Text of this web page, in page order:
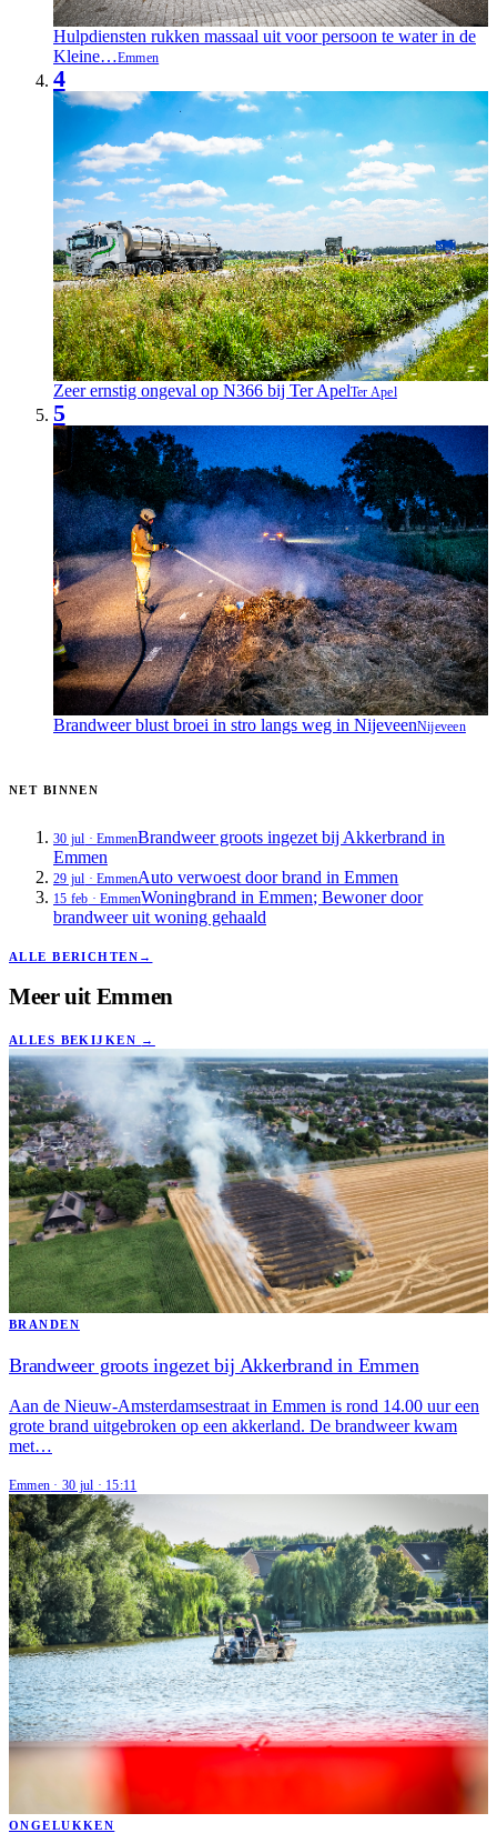
Hulpdiensten rukken massaal uit voor persoon te water in de
Kleine…Emmen
4
Zeer ernstig ongeval op N366 bij Ter ApelTer Apel
5
Brandweer blust broei in stro langs weg in NijeveenNijeveen
NET BINNEN
30 jul ·EmmenBrandweer groots ingezet bij Akkerbrand in
Emmen
29 jul ·EmmenAuto verwoest door brand in Emmen
15 feb ·EmmenWoningbrand in Emmen; Bewoner door
brandweer uit woning gehaald
ALLE BERICHTEN →
Meer uit Emmen
ALLES BEKIJKEN →
BRANDEN
Brandweer groots ingezet bij Akkerbrand in Emmen
Aan de Nieuw-Amsterdamsestraat in Emmen is rond 14.00 uur een
grote brand uitgebroken op een akkerland. De brandweer kwam
met…
Emmen · 30 jul · 15:11
ONGELUKKEN